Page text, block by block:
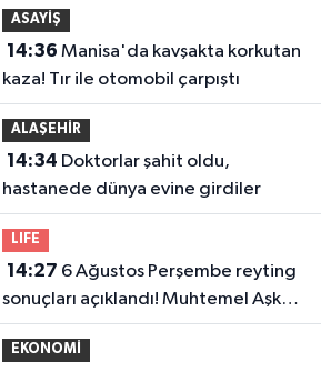
ASAYİŞ
14:36
kaza! Tır ile otomobil çarpıştı
ALAŞEHİR
14:34
hastanede dünya evine girdiler
LIFE
14:27
sonuçları açıklandı! Muhtemel Aşk,
Masterchef Türkiye, Recep İvedik
EKONOMİ